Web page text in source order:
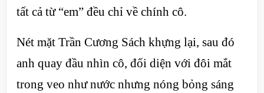
tất cả từ “em” đều chỉ về chính cô.
Nét mặt Trần Cương Sách khựng lại, sau đó
anh quay đầu nhìn cô, đối diện với đôi mắt
trong veo như nước nhưng nóng bỏng sáng